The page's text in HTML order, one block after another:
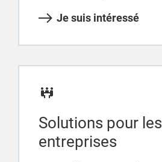
Je suis intéressé
Solutions pour les
entreprises